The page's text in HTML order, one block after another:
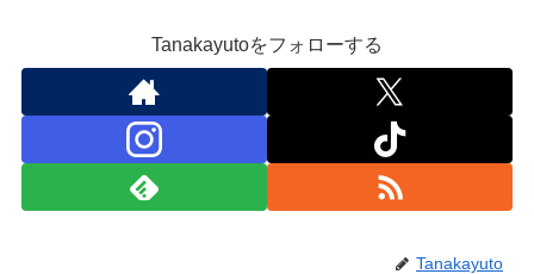
Tanakayutoをフォローする
Tanakayuto